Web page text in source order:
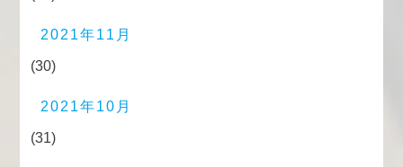
2021年11月
(30)
2021年10月
(31)